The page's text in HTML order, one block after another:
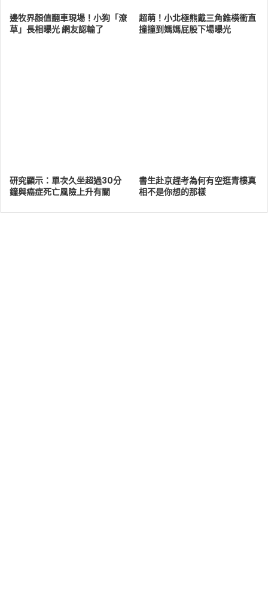
邊牧界顏值翻車現場！小狗「潦
草」長相曝光 網友認輸了
超萌！小北極熊戴三角錐橫衝直
撞撞到媽媽屁股下場曝光
研究顯示：單次久坐超過30分
鐘與癌症死亡風險上升有關
書生赴京趕考為何有空逛青樓真
相不是你想的那樣